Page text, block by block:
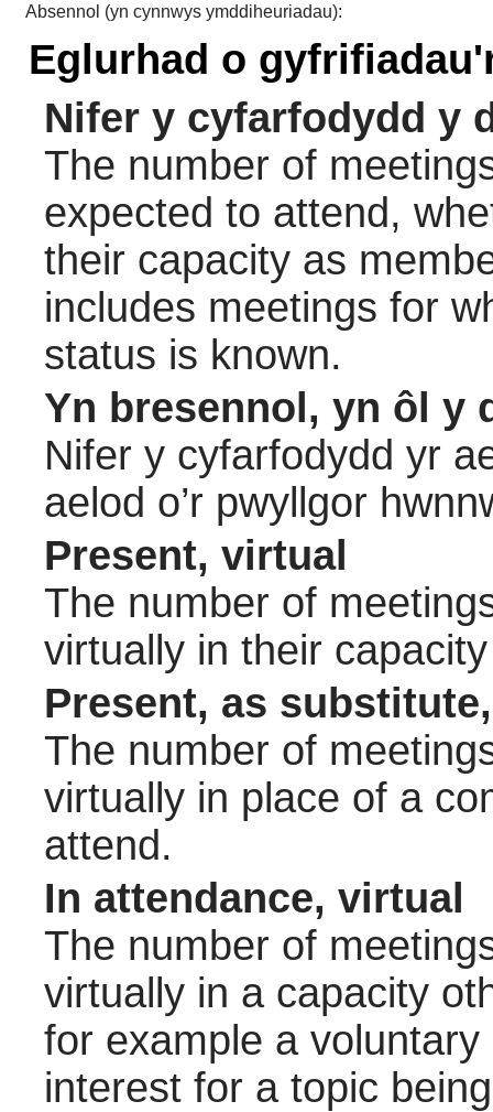
Absennol (yn cynnwys ymddiheuriadau):
Eglurhad o
Nifer y cyfarfodydd y
The number of
expected to attend,
their capacity as
includes meetings for
status is known.
Yn bresennol, yn ôl y
Nifer y cyfarfodydd yr
aelod o’r pwyllgor
Present, virtual
The number of
virtually in their
Present, as
The number of
virtually in place of a
attend.
In attendance, virtual
The number of
virtually in a capacity
for example a
interest for a topic